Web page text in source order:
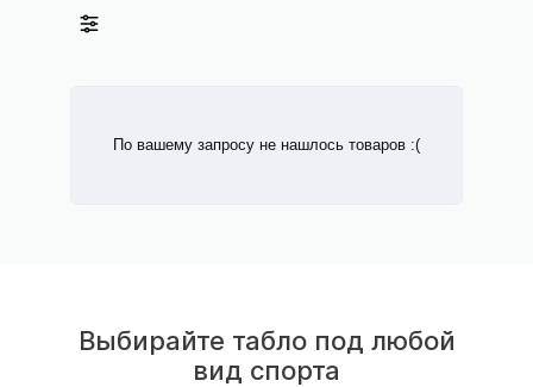
По вашему запросу не нашлось товаров :(
Выбирайте табло под любой
вид спорта